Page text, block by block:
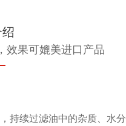
效果可媲美进口产品
持续过滤油中的杂质、水分